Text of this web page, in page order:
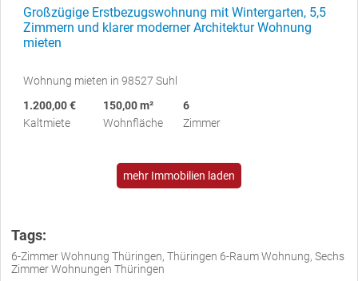
Großzügige Erstbezugswohnung mit Wintergarten, 5,5
Zimmern und klarer moderner Architektur Wohnung
mieten
Wohnung mieten in 98527 Suhl
1.200,00 €
Kaltmiete
150,00 m²
Wohnfläche
6
Zimmer
mehr Immobilien laden
Tags:
6-Zimmer Wohnung Thüringen, Thüringen 6-Raum Wohnung, Sechs
Zimmer Wohnungen Thüringen